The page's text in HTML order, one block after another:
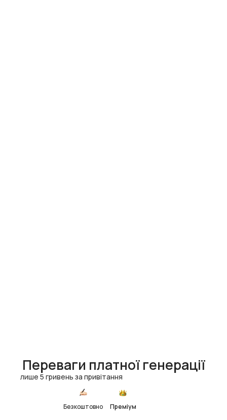
Переваги платної генерації
лише 5 гривень за привітання
Безкоштовно Преміум